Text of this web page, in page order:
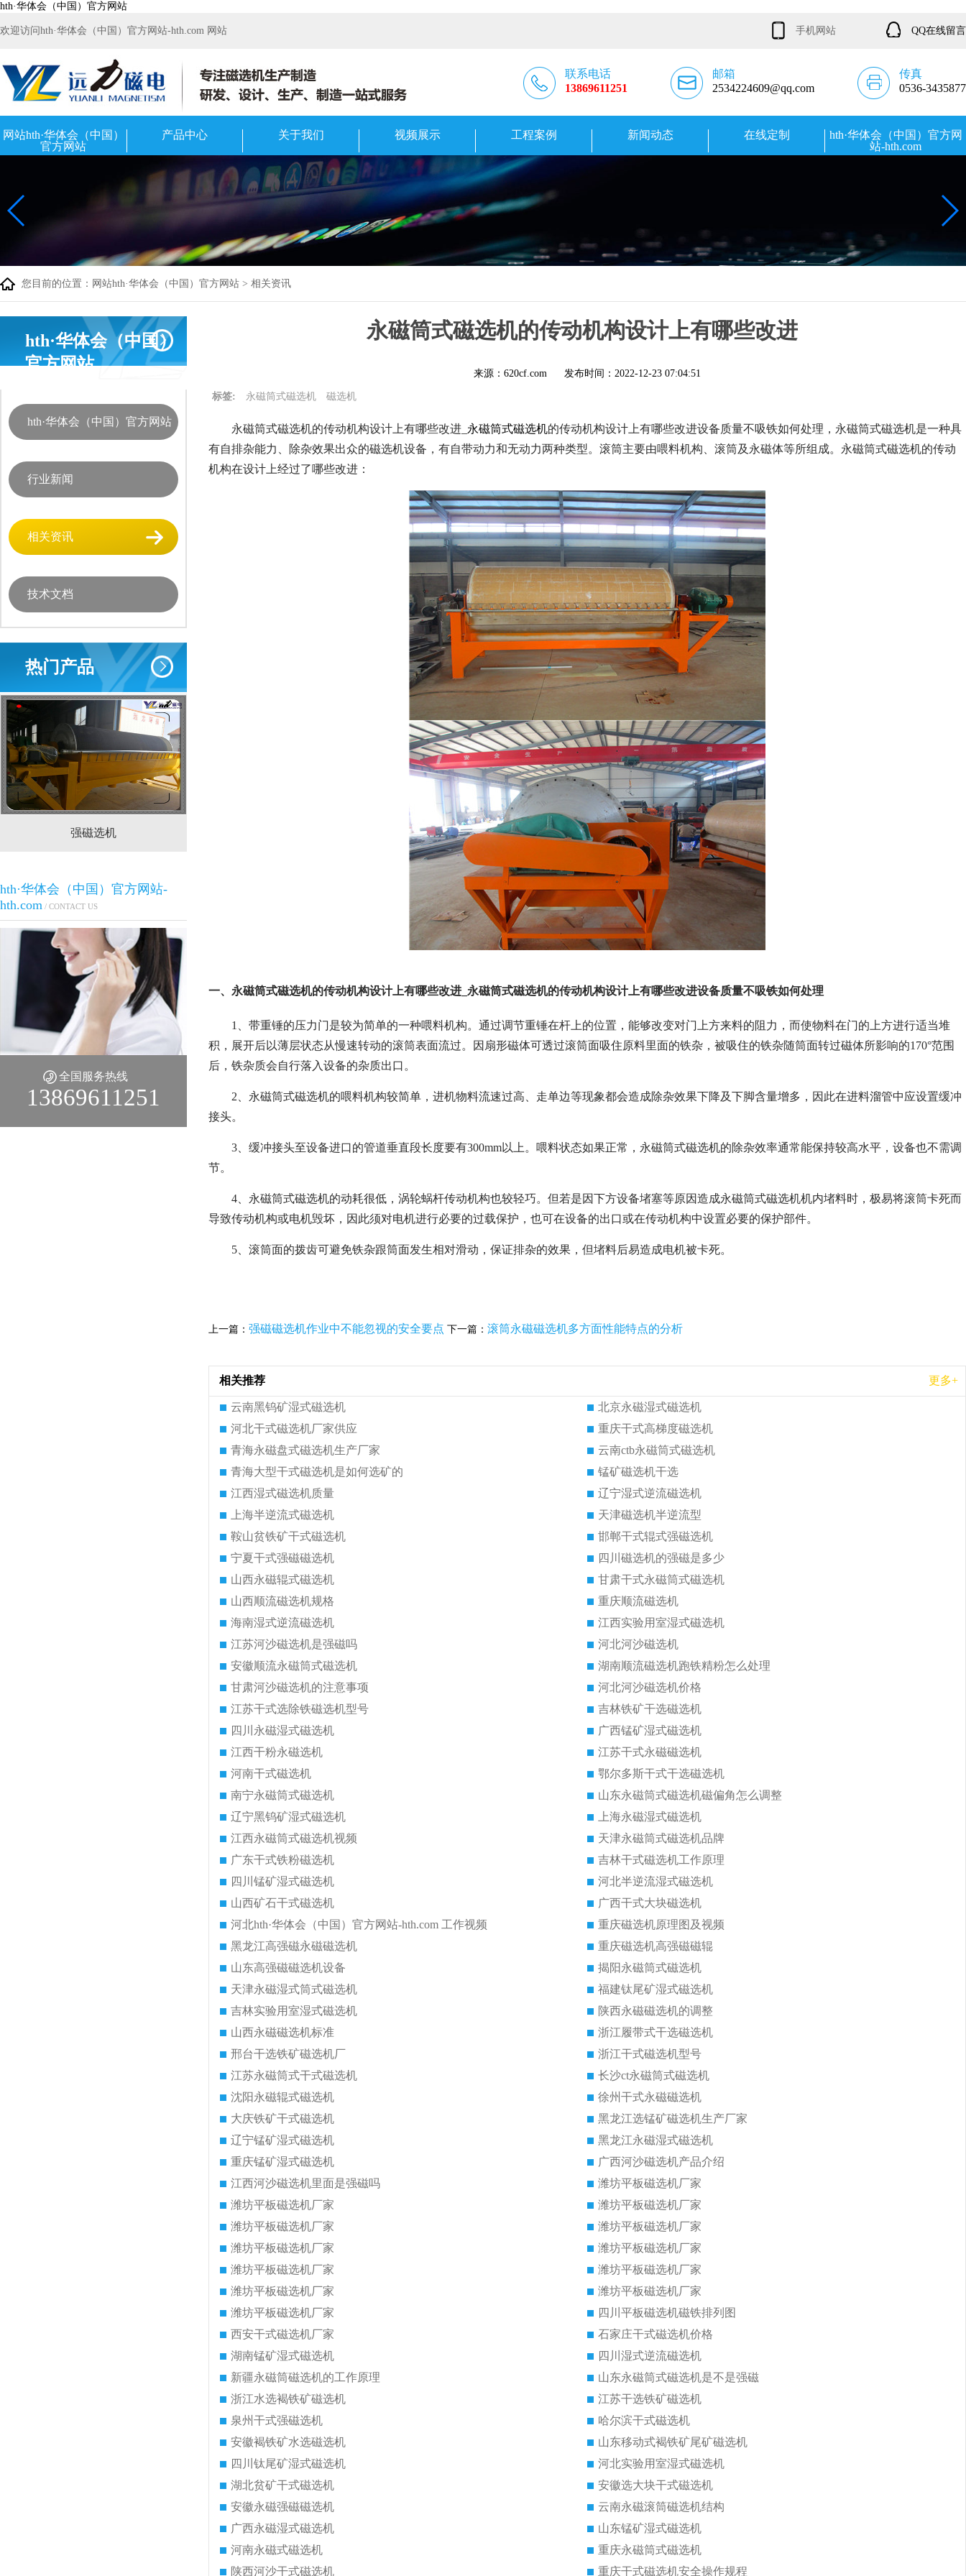
hth·华体会（中国）官方网站
欢迎访问hth·华体会（中国）官方网站-hth.com 网站 手机网站 QQ在线留言
联系电话
13869611251
邮箱
2534224609@qq.com
传真
0536-3435877
网站hth·华体会（中国）
官方网站
产品中心 关于我们 视频展示 工程案例 新闻动态 在线定制
hth·华体会（中国）官方网
站-hth.com
您目前的位置： 网站hth·华体会（中国）官方网站 > 相关资讯
hth·华体会（中国）
官方网站
hth·华体会（中国）官方网站
行业新闻
相关资讯
技术文档
热门产品
强磁选机 稀土永磁辊式强磁选机 RCT系列全磁永磁滚筒
hth·华体会（中国）官方网站-
hth.com / CONTACT US
全国服务热线
13869611251
永磁筒式磁选机的传动机构设计上有哪些改进
来源：620cf.com 发布时间： 2022-12-23 07:04:51
标签: 永磁筒式磁选机 磁选机
永磁筒式磁选机的传动机构设计上有哪些改进_ 永磁筒式磁选机的传动机构设计上有哪些改进设备质量不吸铁如何处理，永磁筒式磁选机是一种具
有自排杂能力、除杂效果出众的磁选机设备，有自带动力和无动力两种类型。滚筒主要由喂料机构、滚筒及永磁体等所组成。永磁筒式磁选机的传动
机构在设计上经过了哪些改进：
一、永磁筒式磁选机的传动机构设计上有哪些改进_永磁筒式磁选机的传动机构设计上有哪些改进设备质量不吸铁如何处理
1、带重锤的压力门是较为简单的一种喂料机构。通过调节重锤在杆上的位置，能够改变对门上方来料的阻力，而使物料在门的上方进行适当堆
积，展开后以薄层状态从慢速转动的滚筒表面流过。因扇形磁体可透过滚筒面吸住原料里面的铁杂，被吸住的铁杂随筒面转过磁体所影响的170°范围
后，铁杂质会自行落入设备的杂质出口。
2、永磁筒式磁选机的喂料机构较简单，进机物料流速过高、走单边等现象都会造成除杂效果下降及下脚含量增多，因此在进料溜管中应设置缓冲
接头。
3、缓冲接头至设备进口的管道垂直段长度要有300mm以上。喂料状态如果正常，永磁筒式磁选机的除杂效率通常能保持较高水平，设备也不需调
节。
4、永磁筒式磁选机的动耗很低，涡轮蜗杆传动机构也较轻巧。但若是因下方设备堵塞等原因造成永磁筒式磁选机机内堵料时，极易将滚筒卡死而
导致传动机构或电机毁坏，因此须对电机进行必要的过载保护，也可在设备的出口或在传动机构中设置必要的保护部件。
5、滚筒面的拨齿可避免铁杂跟筒面发生相对滑动，保证排杂的效果，但堵料后易造成电机被卡死。
上一篇： 强磁磁选机作业中不能忽视的安全要点 下一篇： 滚筒永磁磁选机多方面性能特点的分析
相关推荐 更多+
云南黑钨矿湿式磁选机
北京永磁湿式磁选机
河北干式磁选机厂家供应
重庆干式高梯度磁选机
青海永磁盘式磁选机生产厂家
云南ctb永磁筒式磁选机
青海大型干式磁选机是如何选矿的
锰矿磁选机干选
江西湿式磁选机质量
辽宁湿式逆流磁选机
上海半逆流式磁选机
天津磁选机半逆流型
鞍山贫铁矿干式磁选机
邯郸干式辊式强磁选机
宁夏干式强磁磁选机
四川磁选机的强磁是多少
山西永磁辊式磁选机
甘肃干式永磁筒式磁选机
山西顺流磁选机规格
重庆顺流磁选机
海南湿式逆流磁选机
江西实验用室湿式磁选机
江苏河沙磁选机是强磁吗
河北河沙磁选机
安徽顺流永磁筒式磁选机
湖南顺流磁选机跑铁精粉怎么处理
甘肃河沙磁选机的注意事项
河北河沙磁选机价格
江苏干式选除铁磁选机型号
吉林铁矿干选磁选机
四川永磁湿式磁选机
广西锰矿湿式磁选机
江西干粉永磁选机
江苏干式永磁磁选机
河南干式磁选机
鄂尔多斯干式干选磁选机
南宁永磁筒式磁选机
山东永磁筒式磁选机磁偏角怎么调整
辽宁黑钨矿湿式磁选机
上海永磁湿式磁选机
江西永磁筒式磁选机视频
天津永磁筒式磁选机品牌
广东干式铁粉磁选机
吉林干式磁选机工作原理
四川锰矿湿式磁选机
河北半逆流湿式磁选机
山西矿石干式磁选机
广西干式大块磁选机
河北hth·华体会（中国）官方网站-hth.com 工作视频
重庆磁选机原理图及视频
黑龙江高强磁永磁磁选机
重庆磁选机高强磁磁辊
山东高强磁磁选机设备
揭阳永磁筒式磁选机
天津永磁湿式筒式磁选机
福建钛尾矿湿式磁选机
吉林实验用室湿式磁选机
陕西永磁磁选机的调整
山西永磁磁选机标准
浙江履带式干选磁选机
邢台干选铁矿磁选机厂
浙江干式磁选机型号
江苏永磁筒式干式磁选机
长沙ct永磁筒式磁选机
沈阳永磁辊式磁选机
徐州干式永磁磁选机
大庆铁矿干式磁选机
黑龙江选锰矿磁选机生产厂家
辽宁锰矿湿式磁选机
黑龙江永磁湿式磁选机
重庆锰矿湿式磁选机
广西河沙磁选机产品介绍
江西河沙磁选机里面是强磁吗
潍坊平板磁选机厂家
潍坊平板磁选机厂家
潍坊平板磁选机厂家
潍坊平板磁选机厂家
潍坊平板磁选机厂家
潍坊平板磁选机厂家
潍坊平板磁选机厂家
潍坊平板磁选机厂家
潍坊平板磁选机厂家
潍坊平板磁选机厂家
潍坊平板磁选机厂家
潍坊平板磁选机厂家
四川平板磁选机磁铁排列图
西安干式磁选机厂家
石家庄干式磁选机价格
湖南锰矿湿式磁选机
四川湿式逆流磁选机
新疆永磁筒磁选机的工作原理
山东永磁筒式磁选机是不是强磁
浙江水选褐铁矿磁选机
江苏干选铁矿磁选机
泉州干式强磁选机
哈尔滨干式磁选机
安徽褐铁矿水选磁选机
山东移动式褐铁矿尾矿磁选机
四川钛尾矿湿式磁选机
河北实验用室湿式磁选机
湖北贫矿干式磁选机
安徽选大块干式磁选机
安徽永磁强磁磁选机
云南永磁滚筒磁选机结构
广西永磁湿式磁选机
山东锰矿湿式磁选机
河南永磁式磁选机
重庆永磁筒式磁选机
陕西河沙干式磁选机
重庆干式磁选机安全操作规程